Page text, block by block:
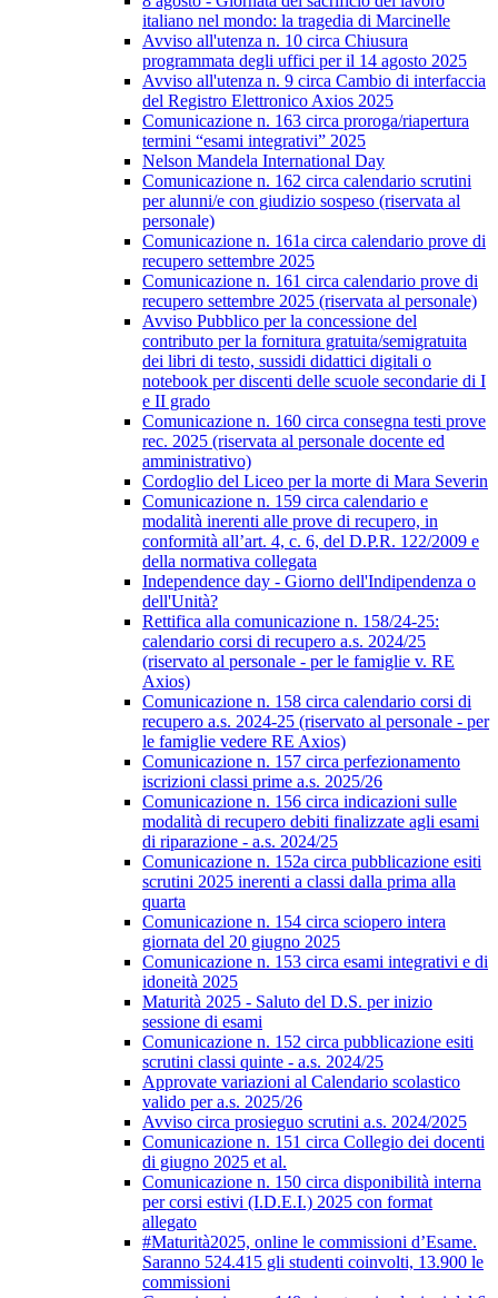
italiano nel mondo: la tragedia di Marcinelle
Avviso all'utenza n. 10 circa Chiusura
programmata degli uffici per il 14 agosto 2025
Avviso all'utenza n. 9 circa Cambio di interfaccia
del Registro Elettronico Axios 2025
Comunicazione n. 163 circa proroga/riapertura
termini “esami integrativi” 2025
Nelson Mandela International Day
Comunicazione n. 162 circa calendario scrutini
per alunni/e con giudizio sospeso (riservata al
personale)
Comunicazione n. 161a circa calendario prove di
recupero settembre 2025
Comunicazione n. 161 circa calendario prove di
recupero settembre 2025 (riservata al personale)
Avviso Pubblico per la concessione del
contributo per la fornitura gratuita/semigratuita
dei libri di testo, sussidi didattici digitali o
notebook per discenti delle scuole secondarie di I
e II grado
Comunicazione n. 160 circa consegna testi prove
rec. 2025 (riservata al personale docente ed
amministrativo)
Cordoglio del Liceo per la morte di Mara Severin
Comunicazione n. 159 circa calendario e
modalità inerenti alle prove di recupero, in
conformità all’art. 4, c. 6, del D.P.R. 122/2009 e
della normativa collegata
Independence day - Giorno dell'Indipendenza o
dell'Unità?
Rettifica alla comunicazione n. 158/24-25:
calendario corsi di recupero a.s. 2024/25
(riservato al personale - per le famiglie v. RE
Axios)
Comunicazione n. 158 circa calendario corsi di
recupero a.s. 2024-25 (riservato al personale - per
le famiglie vedere RE Axios)
Comunicazione n. 157 circa perfezionamento
iscrizioni classi prime a.s. 2025/26
Comunicazione n. 156 circa indicazioni sulle
modalità di recupero debiti finalizzate agli esami
di riparazione - a.s. 2024/25
Comunicazione n. 152a circa pubblicazione esiti
scrutini 2025 inerenti a classi dalla prima alla
quarta
Comunicazione n. 154 circa sciopero intera
giornata del 20 giugno 2025
Comunicazione n. 153 circa esami integrativi e di
idoneità 2025
Maturità 2025 - Saluto del D.S. per inizio
sessione di esami
Comunicazione n. 152 circa pubblicazione esiti
scrutini classi quinte - a.s. 2024/25
Approvate variazioni al Calendario scolastico
valido per a.s. 2025/26
Avviso circa prosieguo scrutini a.s. 2024/2025
Comunicazione n. 151 circa Collegio dei docenti
di giugno 2025 et al.
Comunicazione n. 150 circa disponibilità interna
per corsi estivi (I.D.E.I.) 2025 con format
allegato
#Maturità2025, online le commissioni d’Esame.
Saranno 524.415 gli studenti coinvolti, 13.900 le
commissioni